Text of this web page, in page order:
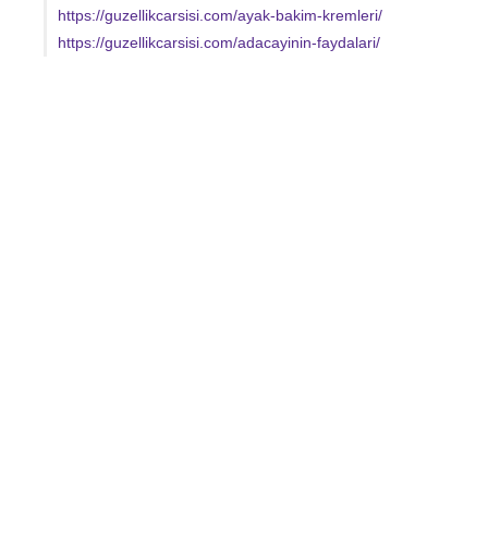
https://guzellikcarsisi.com/ayak-bakim-kremleri/
https://guzellikcarsisi.com/adacayinin-faydalari/